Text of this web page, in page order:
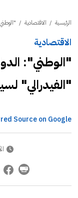
الرئيسية / الاقتصادية / "الوطني": الدولار قفز
الاقتصادية
"الفيدرالي"
Source on Google